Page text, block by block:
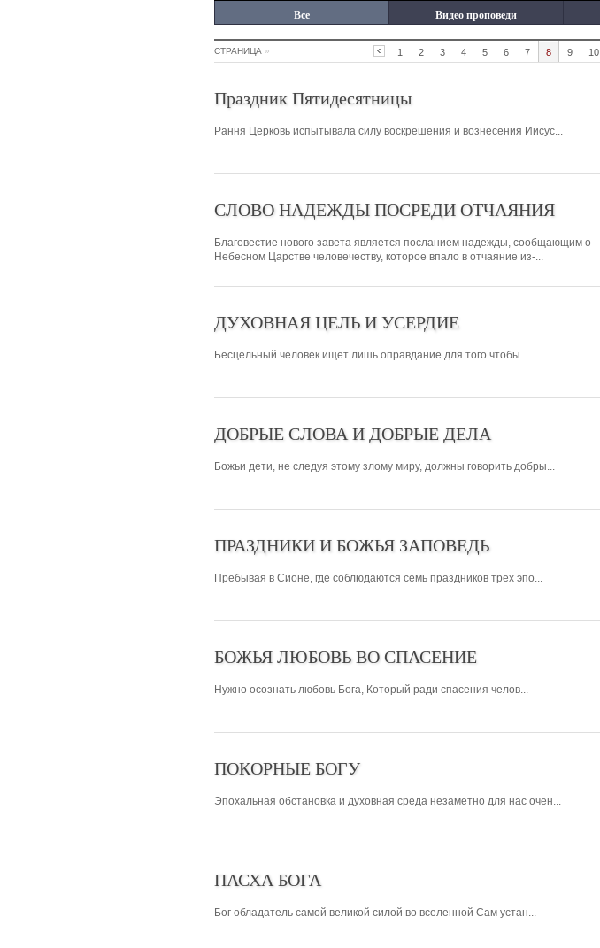
Все Видео проповеди
СТРАНИЦА » 1 2 3 4 5 6 7 8 9 10
Праздник Пятидесятницы
Рання Церковь испытывала силу воскрешения и вознесения Иисус...
СЛОВО НАДЕЖДЫ ПОСРЕДИ ОТЧАЯНИЯ
Благовестие нового завета является посланием надежды, сообщающим о
Небесном Царстве человечеству, которое впало в отчаяние из-...
ДУХОВНАЯ ЦЕЛЬ И УСЕРДИЕ
Бесцельный человек ищет лишь оправдание для того чтобы ...
ДОБРЫЕ СЛОВА И ДОБРЫЕ ДЕЛА
Божьи дети, не следуя этому злому миру, должны говорить добры...
ПРАЗДНИКИ И БОЖЬЯ ЗАПОВЕДЬ
Пребывая в Сионе, где соблюдаются семь праздников трех эпо...
БОЖЬЯ ЛЮБОВЬ ВО СПАСЕНИЕ
Нужно осознать любовь Бога, Который ради спасения челов...
ПОКОРНЫЕ БОГУ
Эпохальная обстановка и духовная среда незаметно для нас очен...
ПАСХА БОГА
Бог обладатель самой великой силой во вселенной Сам устан...